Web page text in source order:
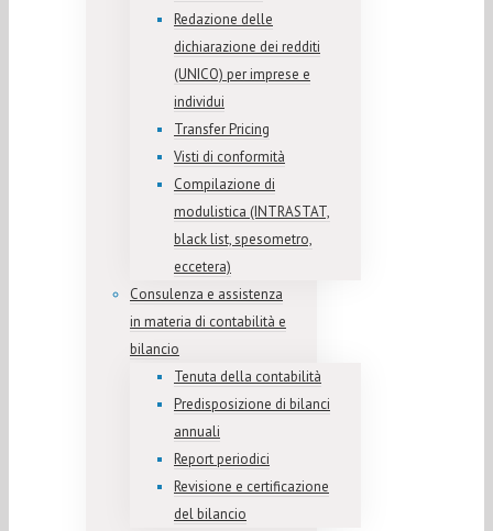
Redazione delle
dichiarazione dei redditi
(UNICO) per imprese e
individui
Transfer Pricing
Visti di conformità
Compilazione di
modulistica (INTRASTAT,
black list, spesometro,
eccetera)
Consulenza e assistenza
in materia di contabilità e
bilancio
Tenuta della contabilità
Predisposizione di bilanci
annuali
Report periodici
Revisione e certificazione
del bilancio